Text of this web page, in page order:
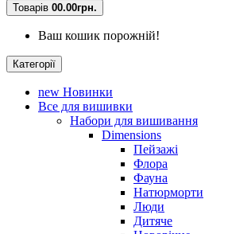
Товарів 00.00грн.
Ваш кошик порожній!
Категорії
new Новинки
Все для вишивки
Набори для вишивання
Dimensions
Пейзажі
Флора
Фауна
Натюрморти
Люди
Дитяче